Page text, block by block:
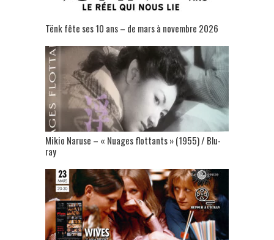
Tënk fête ses 10 ans – de mars à novembre 2026
Mikio Naruse – « Nuages flottants » (1955) / Blu-
ray